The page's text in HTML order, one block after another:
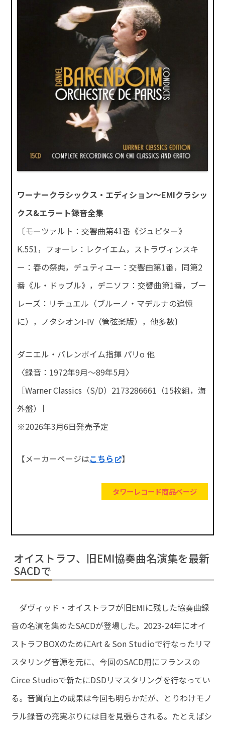
ワーナークラシックス・エディション～EMIクラシッ
クス&エラート録音全集
〔モーツァルト：交響曲第41番《ジュピター》
K.551，フォーレ：レクイエム，ストラヴィンスキ
ー：春の祭典，デュティユー：交響曲第1番，同第2
番《ル・ドゥブル》，デニソフ：交響曲第1番，ブー
レーズ：リチュエル（ブルーノ・マデルナの追憶
に），ノタシオンI-IV（管弦楽版），他多数〕
ダニエル・バレンボイム指揮 パリo 他
〈録音：1972年9月～89年5月〉
［Warner Classics（S/D）2173286661（15枚組，海
外盤）］
※2026年3月6日発売予定
【メーカーページはこちら 】
タワーレコード商品ページ
オイストラフ、旧EMI協奏曲名演集を最新
SACDで
ダヴィッド・オイストラフが旧EMIに残した協奏曲録
音の名演を集めたSACDが登場した。2023-24年にオイ
ストラフBOXのためにArt & Son Studioで行なったリマ
スタリング音源を元に、今回のSACD用にフランスの
Circe Studioで新たにDSDリマスタリングを行なってい
る。音質向上の成果は今回も明らかだが、とりわけモノ
ラル録音の充実ぶりには目を見張らされる。たとえばシ